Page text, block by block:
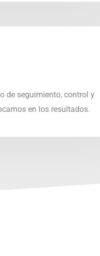
de seguimiento, control y
en los resultados.